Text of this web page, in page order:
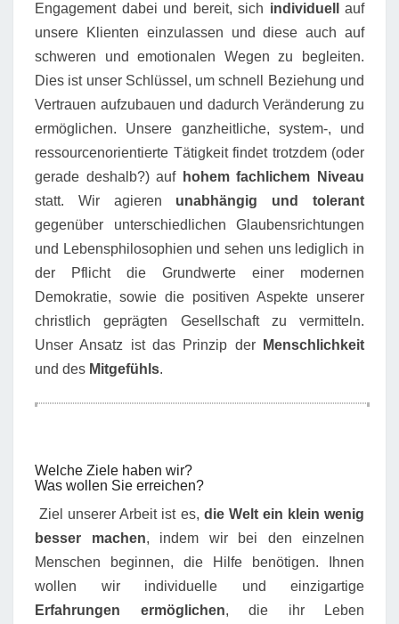
Engagement dabei und bereit, sich individuell
auf
unsere Klienten einzulassen und diese auch auf
schweren und emotionalen Wegen zu begleiten.
Dies ist unser Schlüssel, um schnell Beziehung und
Vertrauen aufzubauen und dadurch Veränderung zu
ermöglichen. Unsere ganzheitliche, system-, und
ressourcenorientierte Tätigkeit findet trotzdem (oder
gerade deshalb?) auf hohem fachlichem Niveau
statt. Wir agieren unabhängig und tolerant
gegenüber unterschiedlichen Glaubensrichtungen
und Lebensphilosophien und sehen uns lediglich in
der Pflicht die Grundwerte einer modernen
Demokratie, sowie die positiven Aspekte unserer
christlich geprägten Gesellschaft zu vermitteln.
Unser Ansatz ist das Prinzip der
Menschlichkeit
und des Mitgefühls.
Welche Ziele haben wir?
Was wollen Sie erreichen?
Ziel unserer Arbeit ist es, die Welt ein klein wenig
besser machen, indem wir bei den einzelnen
Menschen beginnen, die Hilfe benötigen. Ihnen
wollen wir individuelle und einzigartige
Erfahrungen ermöglichen, die ihr Leben